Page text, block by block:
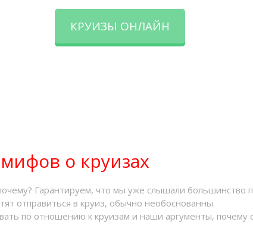
КРУИЗЫ ОНЛАЙН
о круизах
Гарантируем, что мы уже слышали большинство
отправиться в круиз, обычно необоснованны.
по отношению к круизам и наши аргументы, почему